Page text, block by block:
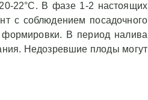
22°С. В фазе 1-2 настоящих
с соблюдением посадочного
В период налива
Недозревшие плоды могут